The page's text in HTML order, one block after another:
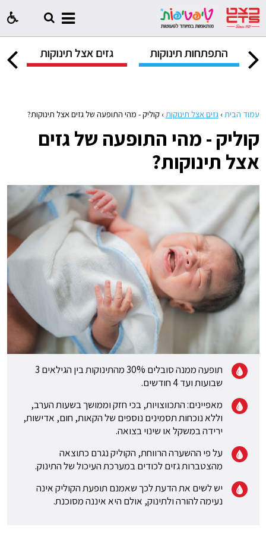
התפתחות תינוקות גזים אצל תינוקות
עמוד הבית›גזים אצל תינוקות›קוליק - מהי התופעה של גזים אצל תינוקות?
קוליק - מהי התופעה של גזים
אצל תינוקות?
תופעה ממנה סובלים 30% מהתינוקות בין הגילאים 3
שבועות ועד 4 חודשים.
מאפיינים: התכווצויות, בכי חזק וממושך בשעות הערב,
וללא נוכחות תסמינים נוספים של הקאות, חום, אדישות,
ירידה במשקל או שינוי בצואה.
על פי ההשערה הרווחת, הקוליק נגרם כתוצאה
מהצטברות גזים לכודים במערכת העיכול של התינוק.
יש לשים את הדעת לכך שאמנם תופעת הקוליק אינה
נעימה להורה ולתינוק, אולם היא איננה מסוכנת.